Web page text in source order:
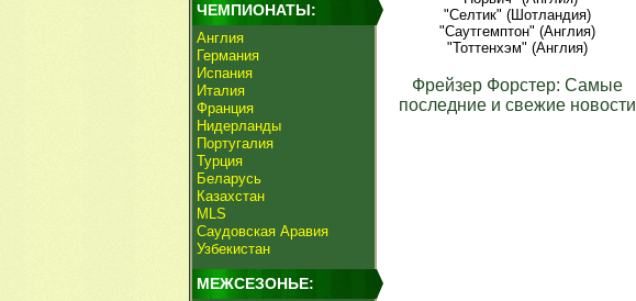
ЧЕМПИОНАТЫ:
Англия
Германия
Испания
Италия
Франция
Нидерланды
Португалия
Турция
Беларусь
Казахстан
MLS
Саудовская Аравия
Узбекистан
МЕЖСЕЗОНЬЕ:
"Селтик" (Шотландия)
"Саутгемптон" (Англия)
"Тоттенхэм" (Англия)
Фрейзер Форстер: Самые
последние и свежие новости